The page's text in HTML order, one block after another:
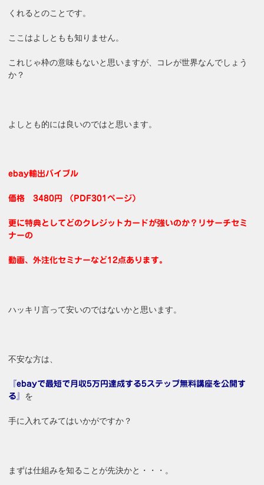
くれるとのことです。
ここはよしともも知りません。
これじゃ枠の意味もないと思いますが、コレが世界なんでしょう
か？
よしとも的には良いのではと思います。
ebay輸出バイブル
価格 3480円 （PDF301ページ）
更に特典としてどのクレジットカードが強いのか？リサーチセミ
ナーの
動画、外注化セミナーなど12点あります。
ハッキリ言って安いのではないかと思います。
不安な方は、
『ebayで最短で月収5万円達成する5ステップ無料講座を公開す
る』 を
手に入れてみてはいかがですか？
まずは仕組みを知ることが先決かと・・・。